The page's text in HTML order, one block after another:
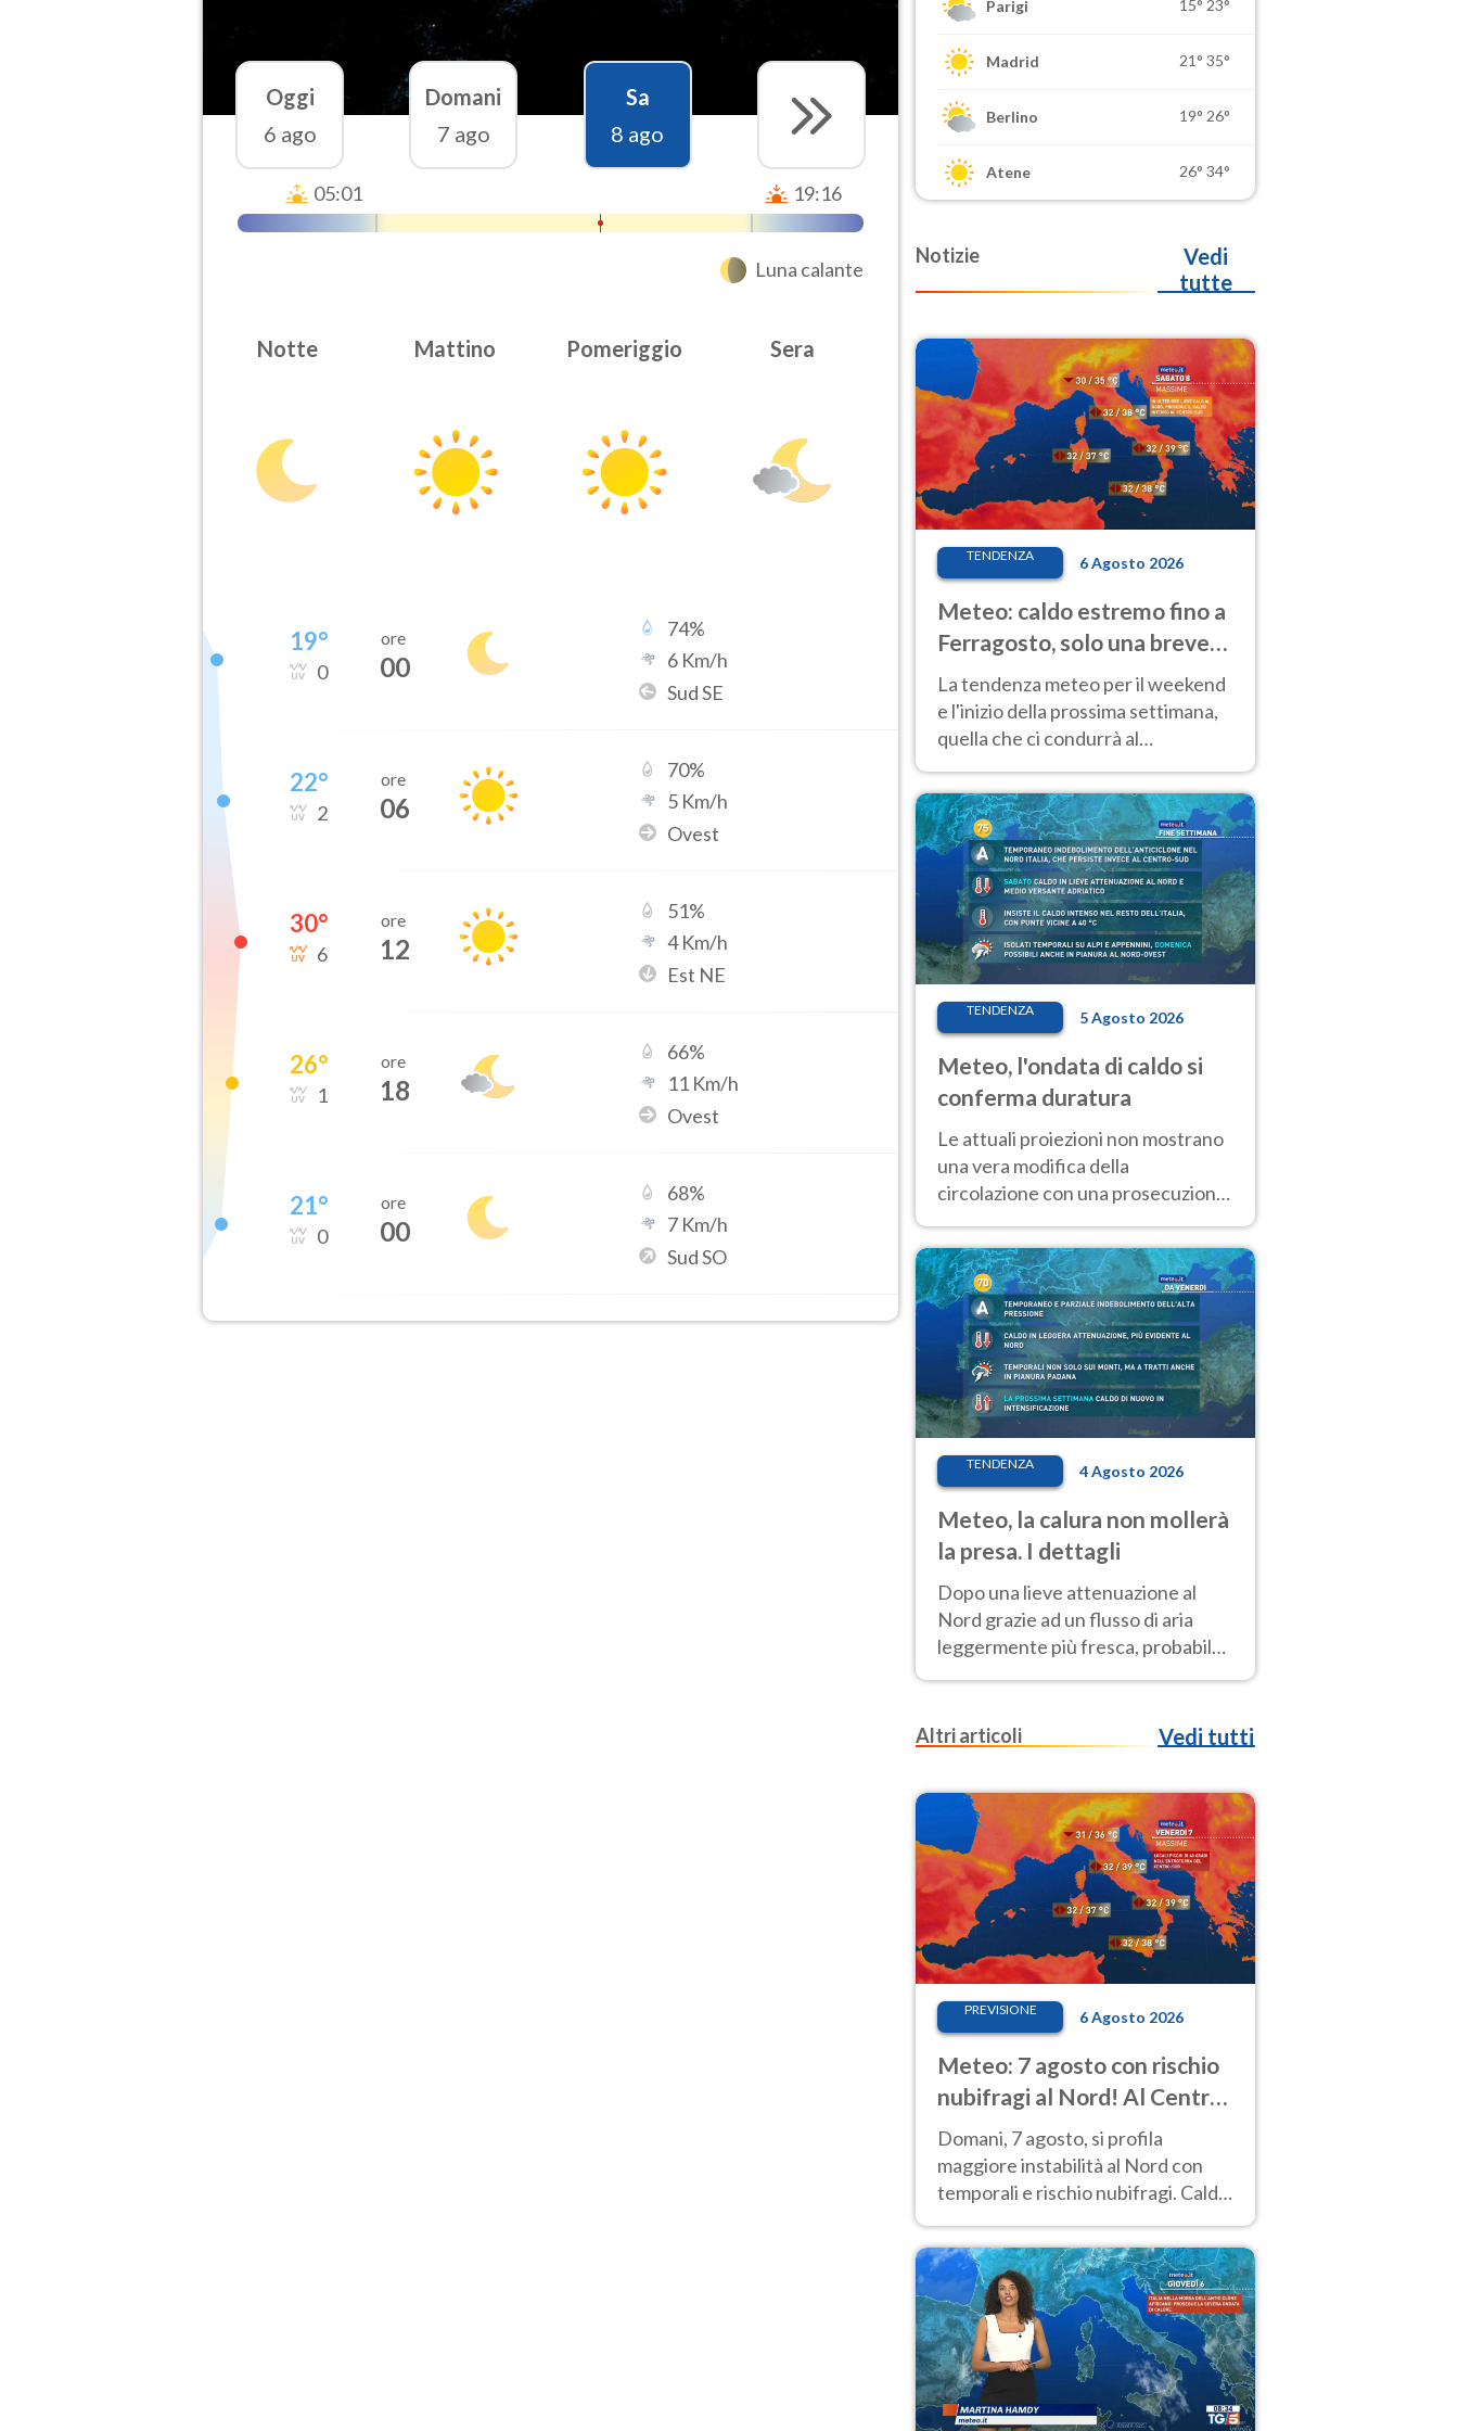
Oggi
6 ago
Domani
7 ago
Sa
8 ago
05:01 19:16
Luna calante
Notte Mattino Pomeriggio Sera
19°
0
ore
00
74%
6 Km/h
Sud SE
22°
2
ore
06
70%
5 Km/h
Ovest
30°
6
ore
12
51%
4Km/h
Est NE
26°
1
ore
18
66%
11 Km/h
Ovest
21°
0
ore
00
68%
7 Km/h
Sud SO
Parigi 15° 23°
Madrid 21° 35°
Berlino 19° 26°
Atene 26° 34°
Notizie
Vedi
tutte
TENDENZA 6 Agosto 2026
Meteo: caldo estremo fino a
Ferragosto, solo una breve
pausa. Ecco dove
La tendenza meteo per il weekend
e l'inizio della prossima settimana,
quella che ci condurrà al
temperature molto elevate
TENDENZA 5 Agosto 2026
Meteo, l'ondata di caldo si
conferma duratura
Le attuali proiezioni non mostrano
una vera modifica della
circolazione con una prosecuzione
giorni, compresa la settimana di
Ferragosto
TENDENZA 4 Agosto 2026
Meteo, la calura non mollerà
la presa. I dettagli
Dopo una lieve attenuazione al
Nord grazie ad un flusso di aria
leggermente più fresca, probabile
nuovo rinforzo dell’anticiclone
Altri articoli
Vedi tutti
PREVISIONE 6 Agosto 2026
Meteo: 7 agosto con rischio
nubifragi al Nord! Al Centro-
Sud caldo estremo
Domani, 7 agosto, si profila
maggiore instabilità al Nord con
temporali e rischio nubifragi. Caldo
previsioni.